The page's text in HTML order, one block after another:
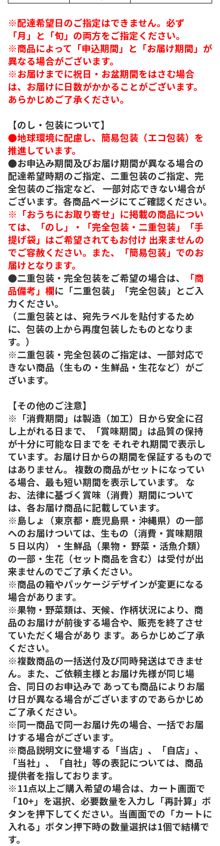
※配達希望日のご指定はできません。必ず
「月」と「旬」の両方をご指定ください。
※商品によって「申込期間」と「お届け期間」が
異なる場合がございます。
※お届けまでに祝日・お盆期間をはさむ場合
は、お届けに日数がかかることがございます。
あらかじめご了承ください。
【のし・包装について】
●地球環境に配慮し、簡易包装（エコ包装）を
推進しています。
●お申込み期間及びお届け期間が異なる場合の
配達希望時期のご指定、二重包装のご指定、完
全包装のご指定など、 一部対応できない場合が
ございます。各商品ページにてご確認ください。
※「おうちにお取り寄せ」に掲載の商品につい
ては、「のし」・「完全包装・二重包装」「手
提げ袋」はご希望されてもお付け 出来ませんの
でご容赦ください。また、「簡易包装」でのお
届けとなります。
●二重包装・完全包装をご希望の場合は、
「商
品備考」欄に「二重包装」「完全包装」とご入
力ください。
（二重包装とは、宛先ラベルを貼付するため
に、包装の上から再度包装したものとなりま
す。）
※二重包装・完全包装のご指定は、一部対応で
きない商品（生もの・生鮮品・生花など）がご
ざいます。
【その他のご注意】
※「消費期間」は製造（加工）日から安全に召
し上がれる日まで、「賞味期間」は品質の保持
が十分に可能な日までを それぞれ期間で表示し
ています。お届け日からの期間を保証するもので
はありません。 複数の商品がセットになってい
る場合、最も短い期間を表示しています。 な
お、法律に基づく賞味（消費）期間について
は、各お届け商品に記載しています。
※島しょ（東京都・鹿児島県・沖縄県）の一部
へのお届けついては、生もの（消費・賞味期限
５日以内）・生鮮品（果物・ 野菜・活魚介類）
の一部・生花（セット商品を含む）は受付が出
来ませんのでご了承ください。
※商品の箱やパッケージデザインが変更になる
場合があります。
※果物・野菜類は、天候、作柄状況により、商
品のお届けが前後する場合や、販売を終了させ
ていただく場合があり ます。あらかじめご了承
ください。
※複数商品の一括送付及び同時発送はできませ
ん。また、ご依頼主様とお届け先様が同じ場
合、同日のお申込みで あっても商品によりお届
け日が異なる場合がございますのであらかじめ
ご了承ください。
※同一商品で同一お届け先の場合、一括でお届
けする場合がございます。
※商品説明文に登場する「当店」、「自店」、
「当社」、「自社」等の表記については、商品
提供者を指しております。
※11点以上ご購入希望の場合は、カート画面で
「10+」を選択、必要数量を入力し「再計算」ボ
タンを押下してください。当画面での「カートに
入れる」ボタン押下時の数量選択は1個で結構で
す。